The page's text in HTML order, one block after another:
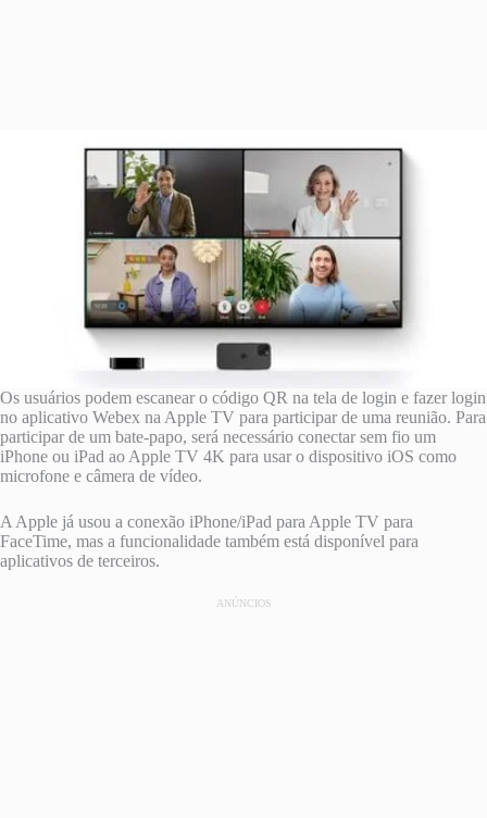
Os usuários podem escanear o código QR na tela de login e fazer login
no aplicativo Webex na ‌Apple TV‌ para participar de uma reunião. Para
participar de um bate-papo, será necessário conectar sem fio um
iPhone ou iPad ao ‌Apple TV‌ 4K para usar o dispositivo iOS como
microfone e câmera de vídeo.
A Apple já usou a conexão ‌iPhone‌/‌iPad‌ para ‌Apple TV‌ para
FaceTime, mas a funcionalidade também está disponível para
aplicativos de terceiros.
ANÚNCIOS